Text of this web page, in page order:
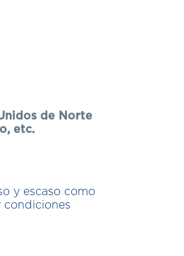
de Norte
etc.
y escaso como
condiciones